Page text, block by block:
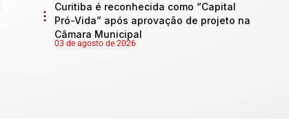
Curitiba é reconhecida como “Capital
Pró-Vida” após aprovação de projeto na
Câmara Municipal
03 de agosto de 2026